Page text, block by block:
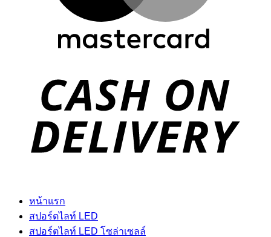
หน้าแรก
สปอร์ตไลท์ LED
สปอร์ตไลท์ LED โซล่าเซลล์